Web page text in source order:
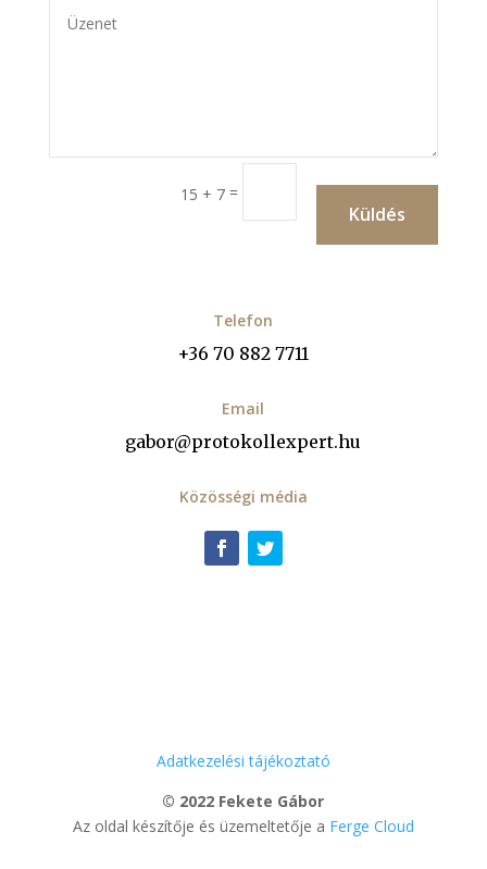
15 + 7 =
Küldés
Telefon
+36 70 882 7711
Email
gabor@protokollexpert.hu
Közösségi média
Adatkezelési tájékoztató
© 2022 Fekete Gábor
Az oldal készítője és üzemeltetője a Ferge Cloud